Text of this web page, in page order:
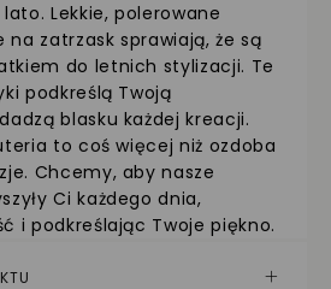
Lekkie, polerowane
na zatrzask sprawiają, że są
do letnich stylizacji. Te
podkreślą Twoją
blasku każdej kreacji.
to coś więcej niż ozdoba
Chcemy, aby nasze
Ci każdego dnia,
i podkreślając Twoje piękno.